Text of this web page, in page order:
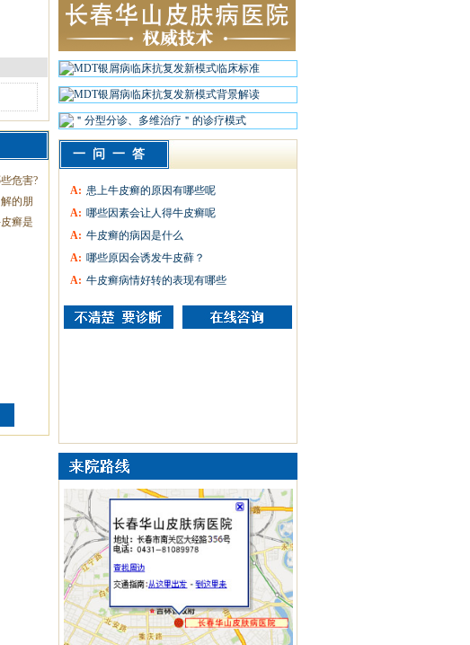
危害?
的朋
癣是
一问一答
A: 患上牛皮癣的原因有哪些呢
A: 哪些因素会让人得牛皮癣呢
A: 牛皮癣的病因是什么
A: 哪些原因会诱发牛皮藓？
A: 牛皮癣病情好转的表现有哪些